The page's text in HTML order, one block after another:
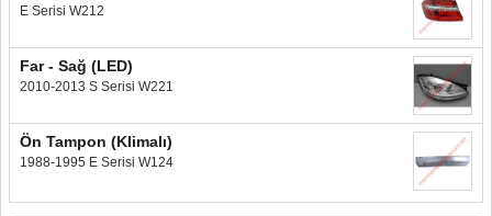
E Serisi W212
Far - Sağ (LED)
2010-2013 S Serisi W221
Ön Tampon (Klimalı)
1988-1995 E Serisi W124